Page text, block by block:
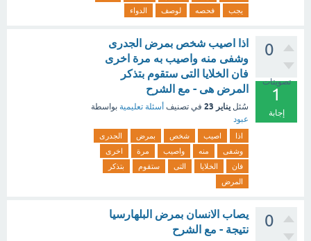
يجب
فحصه لوصف الدواء
0
تصويتات
1
إجابة
اذا اصيب شخص بمرض الجدرى
وشفى منه واصيب به مرة اخرى
فان الخلايا التى ستقوم بتذكر
المرض هى - مع الشرح
سُئل يناير 23 في تصنيف أسئلة تعليمية بواسطة
عبود
اذا اصيب شخص بمرض
الجدرى
وشفى
منه واصيب مرة
اخرى
فان
الخلايا التى ستقوم
بتذكر
المرض
0
يصاب الانسان بمرض البلهارسيا
نتيجة - مع الشرح